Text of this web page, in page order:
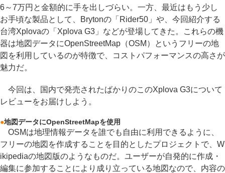
6～7万円と金額的に手を出しづらい。一方、最近はもう少し
お手頃な製品として、Brytonの「Rider50」や、今回紹介する
台湾Xplovaの「Xplova G3」などが登場してきた。これらの機
器は地図データにOpenStreetMap（OSM）というフリーの地
図を利用しているのが特徴で、コストパフォーマンスの高さが
魅力だ。
今回は、国内で発売されたばかりのこのXplova G3について
レビューをお届けしよう。
●地図データにOpenStreetMapを使用
OSMは地理情報データを誰でも自由に利用できるように、
フリーの地図を作成することを目的としたプロジェクトで、W
ikipediaの地図版のようなものだ。ユーザーが自発的に作成・
編集に参加することにより成り立っている地図なので、内容の